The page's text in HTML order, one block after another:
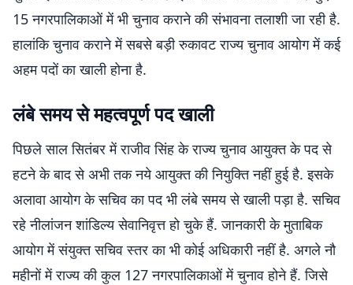
15 नगरपालिकाओं में भी चुनाव कराने की संभावना तलाशी जा रही है.
हालांकि चुनाव कराने में सबसे बड़ी रुकावट राज्य चुनाव आयोग में कई
अहम पदों का खाली होना है.
लंबे समय से महत्वपूर्ण पद खाली
पिछले साल सितंबर में राजीव सिंह के राज्य चुनाव आयुक्त के पद से
हटने के बाद से अभी तक नये आयुक्त की नियुक्ति नहीं हुई है. इसके
अलावा आयोग के सचिव का पद भी लंबे समय से खाली पड़ा है. सचिव
रहे नीलांजन शांडिल्य सेवानिवृत्त हो चुके हैं. जानकारी के मुताबिक
आयोग में संयुक्त सचिव स्तर का भी कोई अधिकारी नहीं है. अगले नौ
महीनों में राज्य की कुल 127 नगरपालिकाओं में चुनाव होने हैं. जिसे